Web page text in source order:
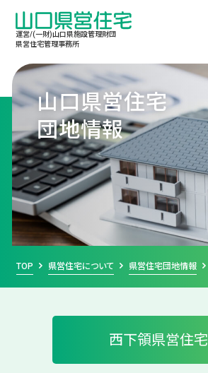
運営/(一財)山口県施設管理財団
県営住宅管理事務所
山口県営住宅
団地情報
TOP 県営住宅について 県営住宅団地情報
西下領県営住宅